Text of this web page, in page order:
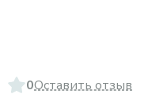
0Оставить отзыв